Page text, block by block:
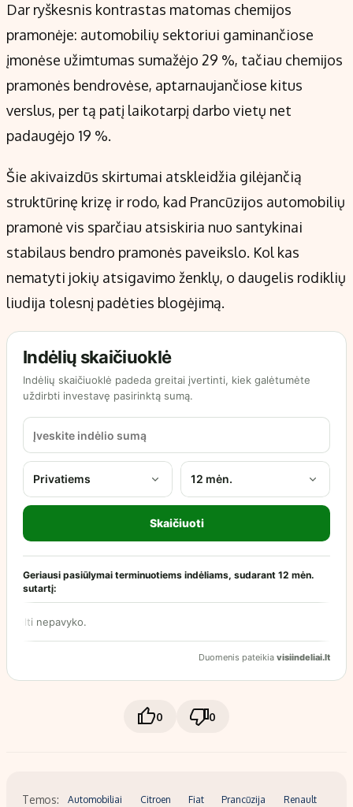
Dar ryškesnis kontrastas matomas chemijos
pramonėje: automobilių sektoriui gaminančiose
įmonėse užimtumas sumažėjo 29 %, tačiau chemijos
pramonės bendrovėse, aptarnaujančiose kitus
verslus, per tą patį laikotarpį darbo vietų net
padaugėjo 19 %.
Šie akivaizdūs skirtumai atskleidžia gilėjančią
struktūrinę krizę ir rodo, kad Prancūzijos automobilių
pramonė vis sparčiau atsiskiria nuo santykinai
stabilaus bendro pramonės paveikslo. Kol kas
nematyti jokių atsigavimo ženklų, o daugelis rodiklių
liudija tolesnį padėties blogėjimą.
0 0
Temos: Automobiliai Citroen Fiat Prancūzija Renault